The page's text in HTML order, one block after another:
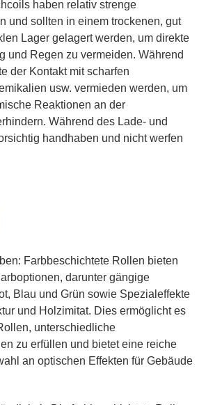
haben relativ strenge
und sollten in einem trockenen, gut
Lager gelagert werden, um direkte
und Regen zu vermeiden. Während
der Kontakt mit scharfen
usw. vermieden werden, um
Reaktionen an der
Während des Lade- und
handhaben und nicht werfen
Farbbeschichtete Rollen bieten
darunter gängige
Blau und Grün sowie Spezialeffekte
und Holzimitat. Dies ermöglicht es
unterschiedliche
zu erfüllen und bietet eine reiche
an optischen Effekten für Gebäude